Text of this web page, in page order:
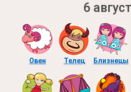
6
Овен Телец Близнецы